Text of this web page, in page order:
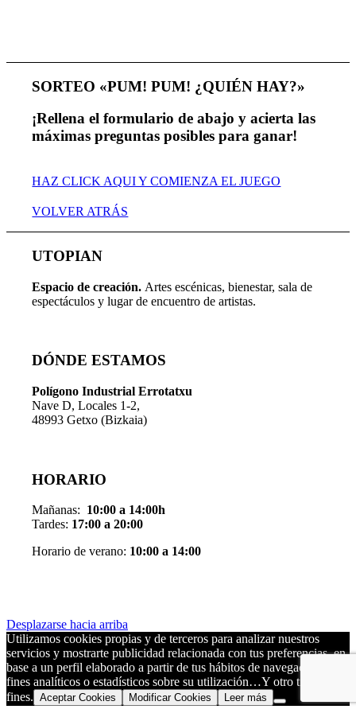
SORTEO «PUM! PUM! ¿QUIÉN HAY?»
¡Rellena el formulario de abajo y acierta las
máximas preguntas posibles para ganar!
HAZ CLICK AQUI Y COMIENZA EL JUEGO
VOLVER ATRÁS
UTOPIAN
Espacio de creación. Artes escénicas, bienestar, sala de
espectáculos y lugar de encuentro de artistas.
DÓNDE ESTAMOS
Polígono Industrial Errotatxu
Nave D, Locales 1-2,
48993 Getxo (Bizkaia)
HORARIO
Mañanas: 10:00 a 14:00h
Tardes: 17:00 a 20:00
Horario de verano: 10:00 a 14:00
Desplazarse hacia arriba
Utilizamos cookies propias y de terceros para analizar nuestros
servicios y mostrarte publicidad relacionada con tus preferencias, en
base a un perfil elaborado a partir de tus hábitos de navegación, para
fines analíticos o estadísticos sobre su utilización…Y otro tipo de
fines. Aceptar Cookies Modificar Cookies Leer más